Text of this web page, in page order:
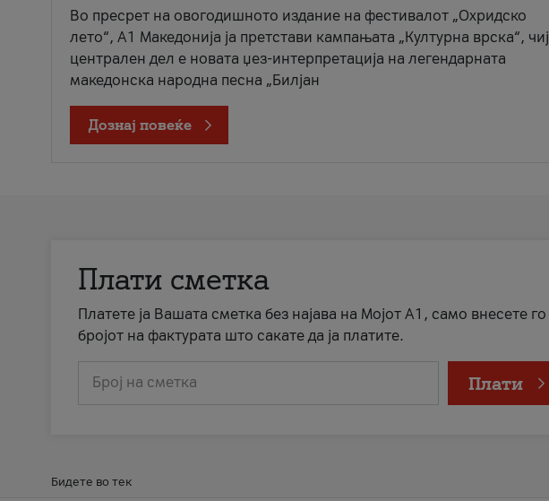
Во пресрет на овогодишното издание на фестивалот „Охридско
лето“, А1 Македонија ја претстави кампањата „Културна врска“, чиј
централен дел е новата џез-интерпретација на легендарната
македонска народна песна „Билјан
Дознај повеќе
Плати сметка
Платете ја Вашата сметка без најава на Мојот А1, само внесете го
бројот на фактурата што сакате да ја платите.
Број на сметка Плати
Бидете во тек